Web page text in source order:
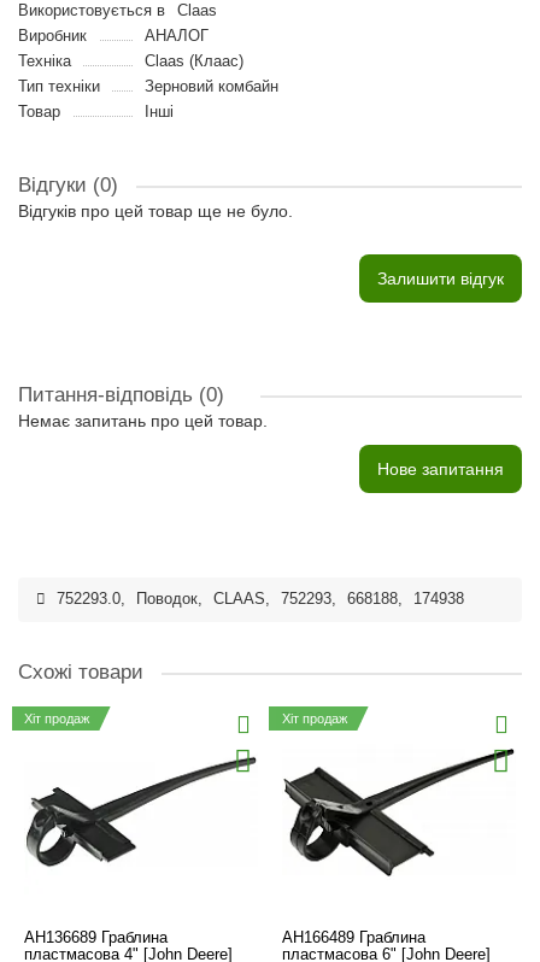
Використовується в
Claas
Виробник
АНАЛОГ
Техніка
Claas (Клаас)
Тип техніки
Зерновий комбайн
Товар
Інші
Відгуки (0)
Відгуків про цей товар ще не було.
Залишити відгук
Питання-відповідь (0)
Немає запитань про цей товар.
Нове запитання
752293.0, Поводок, CLAAS, 752293, 668188, 174938
Схожі товари
Хіт продаж
AH136689 Граблина
пластмасова 4" [John Deere]
Хіт продаж
AH166489 Граблина
пластмасова 6" [John Deere]